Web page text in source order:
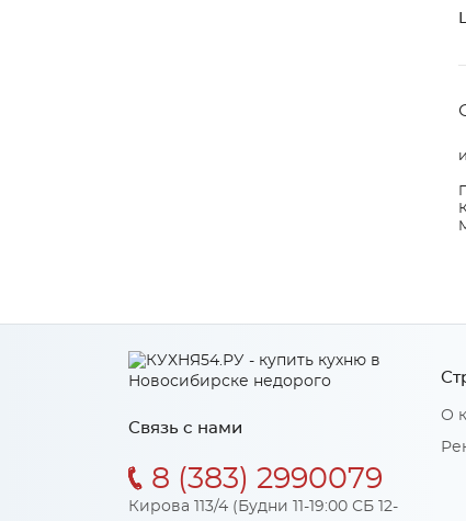
Связь с нами
8 (383) 2990079
Кирова 113/4 (Будни 11-19:00 СБ 12-
О